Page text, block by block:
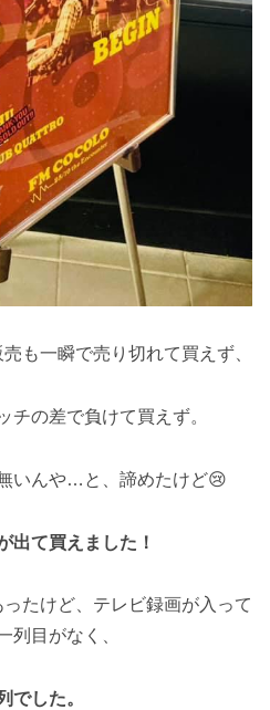
も一瞬で売り切れて買えず、
チの差で負けて買えず。
いんや…と、諦めたけど😢
出て買えました！
たけど、テレビ録画が入って
列目がなく、
でした。